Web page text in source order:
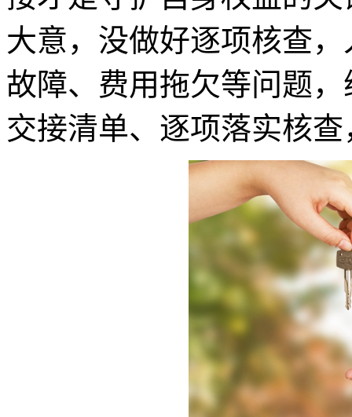
大意，没做好逐项核查
故障、费用拖欠等问题
交接清单、逐项落实核